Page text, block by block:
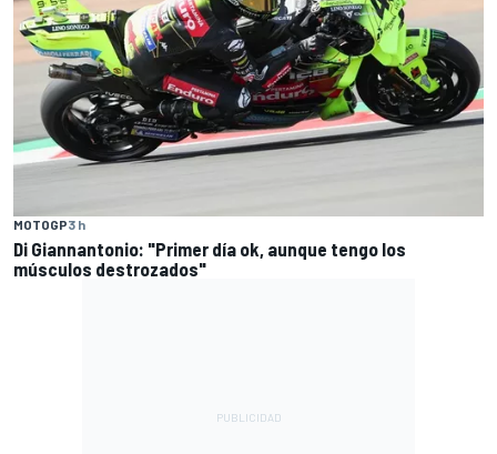
MOTOGP3 h
Di Giannantonio: "Primer día ok, aunque tengo los
músculos destrozados"